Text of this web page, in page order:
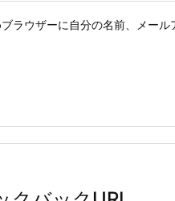
ラウザーに自分の名前、メール